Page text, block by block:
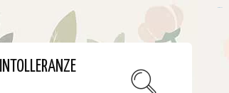
INTOLLERANZE